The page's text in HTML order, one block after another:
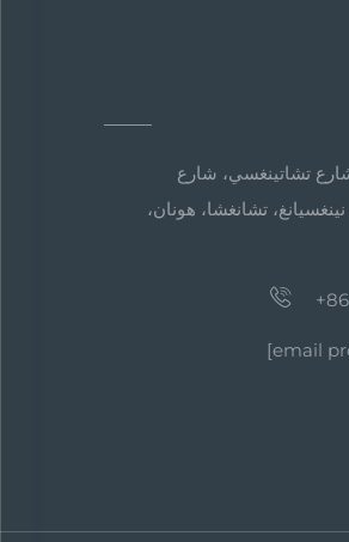
32، شارع تشاتينغسي، شارع
تشانغشا، هونان،